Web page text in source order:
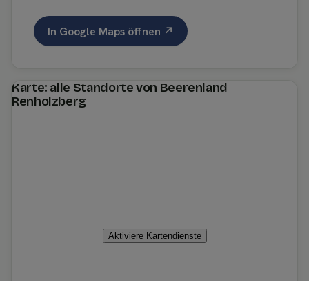
In Google Maps öffnen ↗
Karte: alle Standorte von Beerenland
Renholzberg
Aktiviere Kartendienste